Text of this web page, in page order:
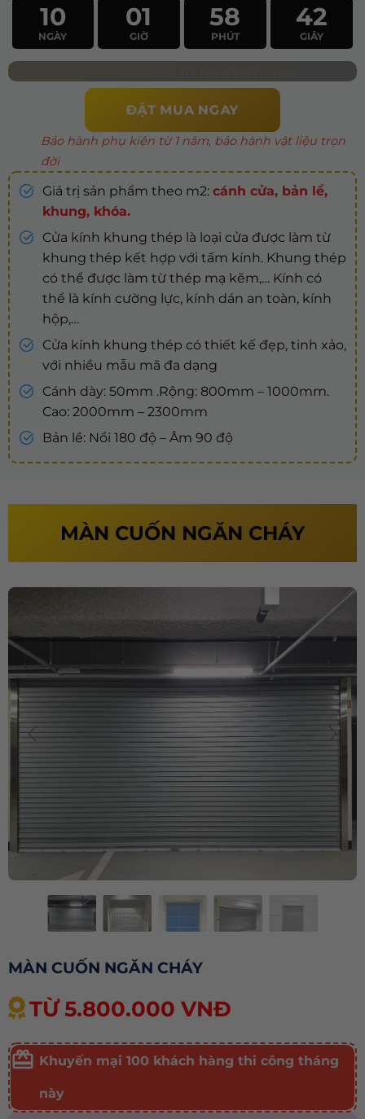
10
NGÀY
01
GIỜ
58
PHÚT
40
GIÂY
ĐẶT MUA NGAY
Bảo hành phụ kiện từ 1 năm, bảo hành vật liệu trọn
đời
Giá trị sản phẩm theo m2: cánh cửa, bản lề,
khung, khóa.
Cửa kính khung thép là loại cửa được làm từ
khung thép kết hợp với tấm kính. Khung thép
có thể được làm từ thép mạ kẽm,… Kính có
thể là kính cường lực, kính dán an toàn, kính
hộp,…
Cửa kính khung thép có thiết kế đẹp, tinh xảo,
với nhiều mẫu mã đa dạng
Cánh dày: 50mm .Rộng: 800mm – 1000mm.
Cao: 2000mm – 2300mm
Bản lề: Nổi 180 độ – Âm 90 độ
MÀN CUỐN NGĂN CHÁY
MÀN CUỐN NGĂN CHÁY
TỪ 5.800.000 VNĐ
Khuyến mại 100 khách hàng thi công tháng
này